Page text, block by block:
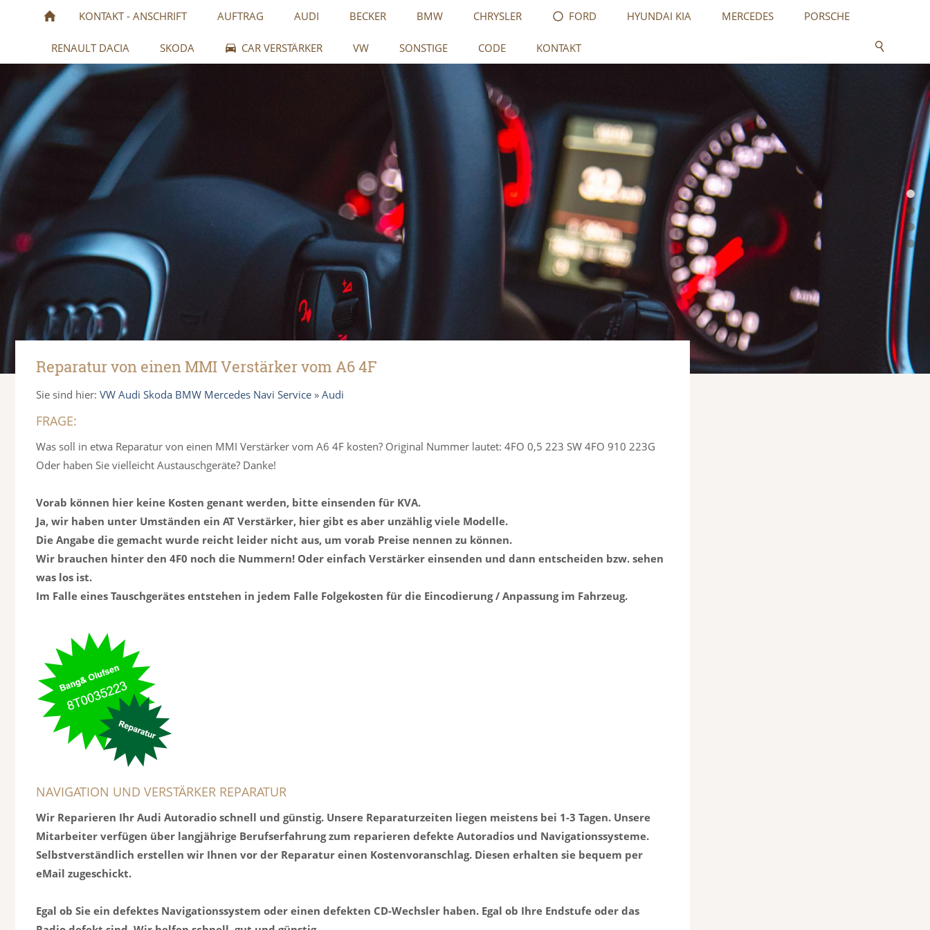
KONTAKT - ANSCHRIFT AUFTRAG AUDI BECKER BMW CHRYSLER FORD HYUNDAI KIA MERCEDES PORSCHE
RENAULT DACIA SKODA CAR VERSTÄRKER VW SONSTIGE CODE KONTAKT
Reparatur von einen MMI Verstärker vom A6 4F
Sie sind hier: VW Audi Skoda BMW Mercedes Navi Service » Audi
FRAGE:
Was soll in etwa Reparatur von einen MMI Verstärker vom A6 4F kosten? Original Nummer lautet: 4FO 0,5 223 SW 4FO 910 223G
Oder haben Sie vielleicht Austauschgeräte? Danke!
Vorab können hier keine Kosten genant werden, bitte einsenden für KVA.
Ja, wir haben unter Umständen ein AT Verstärker, hier gibt es aber unzählig viele Modelle.
Die Angabe die gemacht wurde reicht leider nicht aus, um vorab Preise nennen zu können.
Wir brauchen hinter den 4F0 noch die Nummern! Oder einfach Verstärker einsenden und dann entscheiden bzw. sehen
was los ist.
Im Falle eines Tauschgerätes entstehen in jedem Falle Folgekosten für die Eincodierung / Anpassung im Fahrzeug.
NAVIGATION UND VERSTÄRKER REPARATUR
Wir Reparieren Ihr Audi Autoradio schnell und günstig. Unsere Reparaturzeiten liegen meistens bei 1-3 Tagen. Unsere
Mitarbeiter verfügen über langjährige Berufserfahrung zum reparieren defekte Autoradios und Navigationssysteme.
Selbstverständlich erstellen wir Ihnen vor der Reparatur einen Kostenvoranschlag. Diesen erhalten sie bequem per
eMail zugeschickt.
Egal ob Sie ein defektes Navigationssystem oder einen defekten CD-Wechsler haben. Egal ob Ihre Endstufe oder das